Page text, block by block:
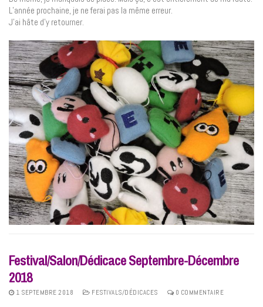
L’année prochaine, je ne ferai pas la même erreur.
J’ai hâte d’y retourner.
Festival/Salon/Dédicace Septembre-Décembre
2018
1 SEPTEMBRE 2018 FESTIVALS/DÉDICACES 0 COMMENTAIRE